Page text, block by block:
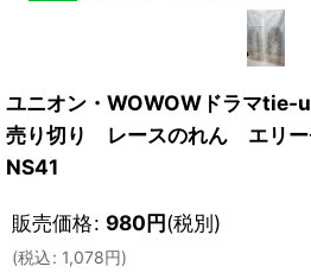
ユニオン・WOWOWドラマtie-
売り切り レースのれん エリ
NS41
販売価格: 980円(税別)
(税込: 1,078円)